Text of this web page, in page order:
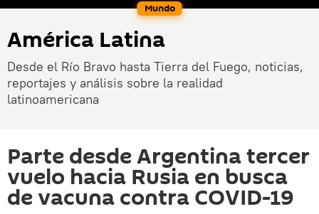
Mundo
América Latina
Desde el Río Bravo hasta Tierra del Fuego, noticias,
reportajes y análisis sobre la realidad
latinoamericana
Parte desde Argentina tercer
vuelo hacia Rusia en busca
de vacuna contra COVID-19